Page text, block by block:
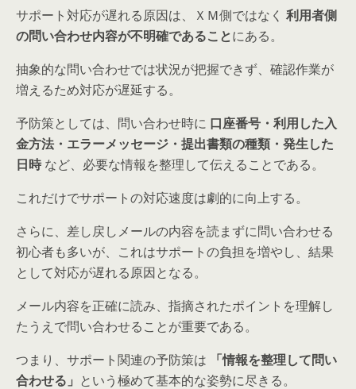
サポート対応が遅れる原因は、ＸＭ側ではなく 利用者側
の問い合わせ内容が不明確であることにある。
抽象的な問い合わせでは状況が把握できず、確認作業が
増えるため対応が遅延する。
予防策としては、問い合わせ時に 口座番号・利用した入
金方法・エラーメッセージ・提出書類の種類・発生した
日時など、必要な情報を整理して伝えることである。
これだけでサポートの対応速度は劇的に向上する。
さらに、差し戻しメールの内容を読まずに問い合わせる
初心者も多いが、これはサポートの負担を増やし、結果
として対応が遅れる原因となる。
メール内容を正確に読み、指摘されたポイントを理解し
たうえで問い合わせることが重要である。
つまり、サポート関連の予防策は
「情報を整理して問い
合わせる」 という極めて基本的な姿勢に尽きる。